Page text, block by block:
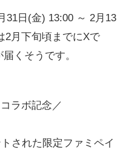
日(金) 13:00 ～ 2月13
2月下旬頃までにXで
くそうです。
コラボ記念／
された限定ファミペイ